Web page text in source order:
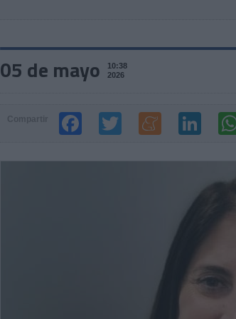
05 de mayo
10:38
2026